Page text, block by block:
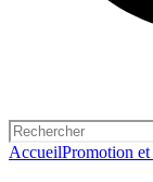
AccueilPromotion